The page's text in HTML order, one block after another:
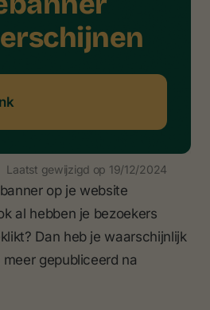
Laatst gewijzigd op 19/12/2024
op je website
al hebben je bezoekers
Dan heb je waarschijnlijk
gepubliceerd na